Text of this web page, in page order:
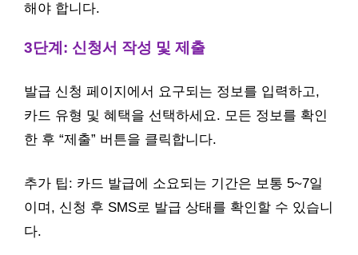
해야 합니다.
3단계: 신청서 작성 및 제출
발급 신청 페이지에서 요구되는 정보를 입력하고,
카드 유형 및 혜택을 선택하세요. 모든 정보를 확인
한 후 “제출” 버튼을 클릭합니다.
추가 팁: 카드 발급에 소요되는 기간은 보통 5~7일
이며, 신청 후 SMS로 발급 상태를 확인할 수 있습니
다.